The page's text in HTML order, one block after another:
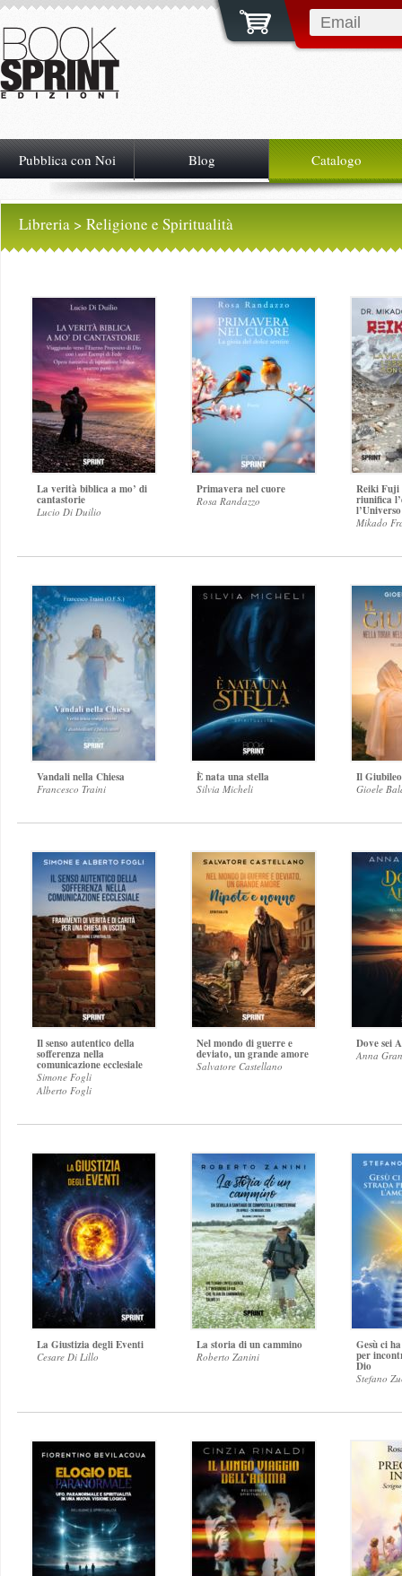
Pubblica con Noi Blog Catalogo
Libreria > Religione e Spiritualità
La verità biblica a mo’ di
cantastorie
Lucio Di Duilio
Primavera nel cuore
Rosa Randazzo
Reiki Fuji
riunifica
l’Universo
Mikado
Vandali nella Chiesa
Francesco Traini
È nata una stella
Silvia Micheli
Il Giubileo
Gioele
Il senso autentico della
sofferenza nella
comunicazione ecclesiale
Simone Fogli
Alberto Fogli
Nel mondo di guerre e
deviato, un grande amore
Salvatore Castellano
Dove sei
Anna
La Giustizia degli Eventi
Cesare Di Lillo
La storia di un cammino
Roberto Zanini
Gesù ci
per
Dio
Stefano